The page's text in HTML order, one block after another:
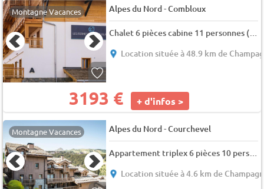
Montagne Vacances Alpes du Nord-Combloux
Chalet 6 pièces cabine 11 personnes (Premium)
Location située à 48.9 km de
3193 € + d'infos >
Montagne Vacances Alpes du Nord-Courchevel
Appartement triplex 6 pièces 10 personnes (Koh-I-Nor)
Location située à 4.6 km de